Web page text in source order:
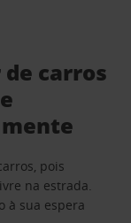
carros
pois
na estrada.
à sua espera